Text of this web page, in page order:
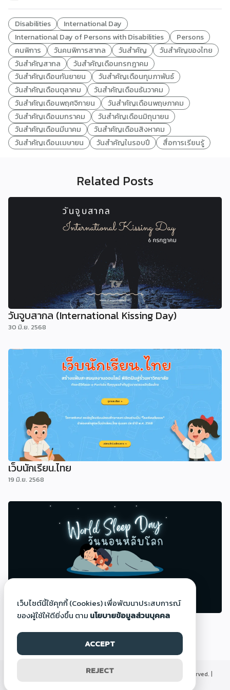
Disabilities
International Day
International Day of Persons with Disabilities
Persons
คนพิการ
วันคนพิการสากล วันสำคัญ
วันสำคัญของไทย
วันสำคัญสากล
วันสำคัญเดือนกรกฎาคม
วันสำคัญเดือนกันยายน
วันสำคัญเดือนกุมภาพันธ์
วันสำคัญเดือนตุลาคม
วันสำคัญเดือนธันวาคม
วันสำคัญเดือนพฤศจิกายน
วันสำคัญเดือนพฤษภาคม
วันสำคัญเดือนมกราคม
วันสำคัญเดือนมิถุนายน
วันสำคัญเดือนมีนาคม
วันสำคัญเดือนสิงหาคม
วันสำคัญเดือนเมษายน
วันสำคัญในรอบปี สื่อการเรียนรู้
Related Posts
วันจูบสากล (International Kissing Day)
30 มิ.ย. 2568
เว็บนักเรียน.ไทย
19 มิ.ย. 2568
วันนอนหลับโลก (World Sleep Day)
14 มี.ค. 2568
©2000-2026 Thaigoodview.com, All rights reserved. |
เว็บไซต์นี้ใช้คุกกี้ (Cookies) เพื่อพัฒนาประสบการณ์
ของผู้ใช้ให้ดียิ่งขึ้น ตาม นโยบายข้อมูลส่วนบุคคล
ACCEPT
REJECT